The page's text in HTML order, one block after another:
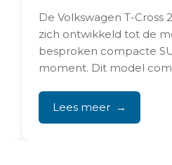
De Volkswagen T-Cross
zich ontwikkeld tot de
besproken compacte
moment. Dit model
Lees meer